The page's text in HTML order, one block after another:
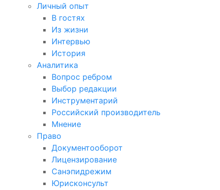
Личный опыт
В гостях
Из жизни
Интервью
История
Аналитика
Вопрос ребром
Выбор редакции
Инструментарий
Российский производитель
Мнение
Право
Документооборот
Лицензирование
Санэпидрежим
Юрисконсульт